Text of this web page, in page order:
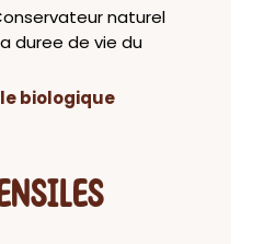
naturel
duree de vie du
biologique